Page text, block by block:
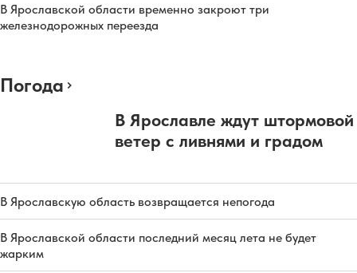
В Ярославской области временно закроют три
железнодорожных переезда
Погода
В Ярославле ждут штормовой
ветер с ливнями и градом
В Ярославскую область возвращается непогода
В Ярославской области последний месяц лета не будет
жарким